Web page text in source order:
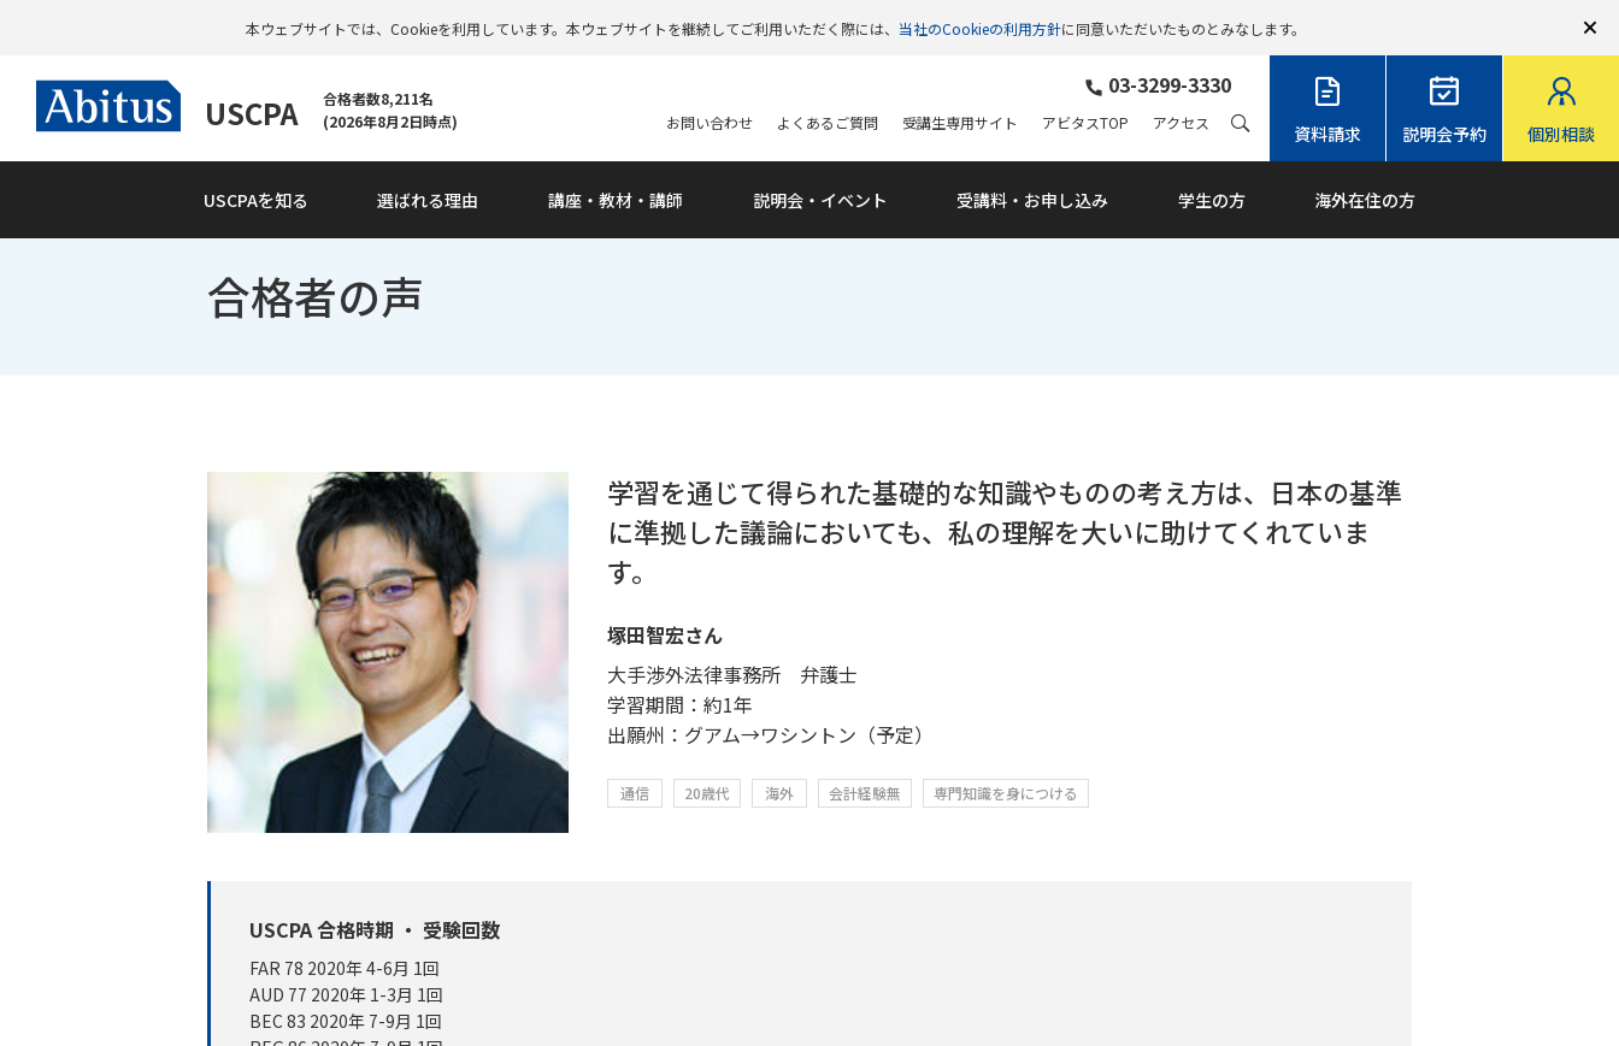
本ウェブサイトでは、Cookieを利用しています。本ウェブサイトを継続してご利用いただく際には、 当社のCookieの利用方針に同意いただいたものとみなします。
USCPA
合格者数8,211名
(2026年8月2日時点)
資料請求 説明会予約 個別相談
03-3299-3330
USCPAを知る 選ばれる理由 講座・教材・講師 説明会・ イベント 受講料・ お申し込み 学生の方 海外在住の方
お問い合わせ よくあるご質問 受講生専用サイト アビタスTOP アクセス
合格者の声
学習を通じて得られた基礎的な知識やものの考え方は、日本の基準
に準拠した議論においても、私の理解を大いに助けてくれていま
す。
塚田智宏さん
大手渉外法律事務所 弁護士
学習期間：約1年
出願州：グアム→ワシントン（予定）
通信 20歳代 海外 会計経験無 専門知識を身につける
USCPA 合格時期 ・ 受験回数
FAR 78 2020年 4-6月 1回
AUD 77 2020年 1-3月 1回
BEC 83 2020年 7-9月 1回